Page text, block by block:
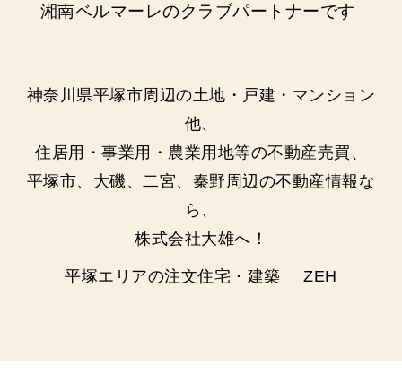
湘南ベルマーレのクラブパートナーです
神奈川県平塚市周辺の土地・戸建・マンション
他、
住居用・事業用・農業用地等の不動産売買、
平塚市、大磯、二宮、秦野周辺の不動産情報な
ら、
株式会社大雄へ！
平塚エリアの注文住宅・建築 ZEH